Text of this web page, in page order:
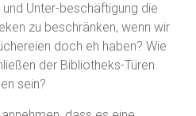
Unter-beschäftigung die
zu beschränken, wenn wir
doch eh haben? Wie
der Bibliotheks-Türen
sein?